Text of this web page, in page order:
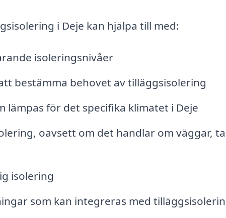
i Deje kan hjälpa till med:
isoleringsnivåer
bestämma behovet av tilläggsisolering
lämpas för det specifika klimatet i Deje
oavsett om det handlar om väggar,
isolering
som kan integreras med